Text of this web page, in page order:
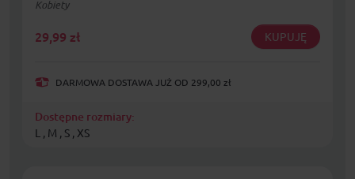
Kobiety
29,99 zł KUPUJĘ
DARMOWA DOSTAWA JUŻ OD 299,00 zł
Dostępne rozmiary:
L , M , S , XS